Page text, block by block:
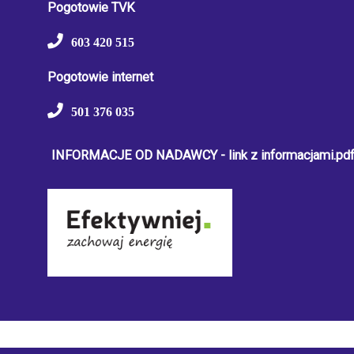
Pogotowie TVK
603 420 515
Pogotowie internet
501 376 035
INFORMACJE OD NADAWCY - link z informacjami.pdf